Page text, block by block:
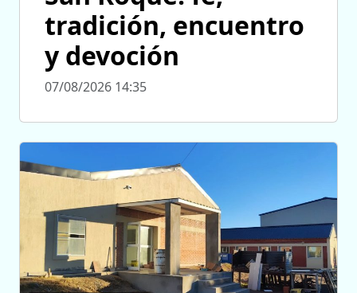
tradición, encuentro
y devoción
07/08/2026 14:35